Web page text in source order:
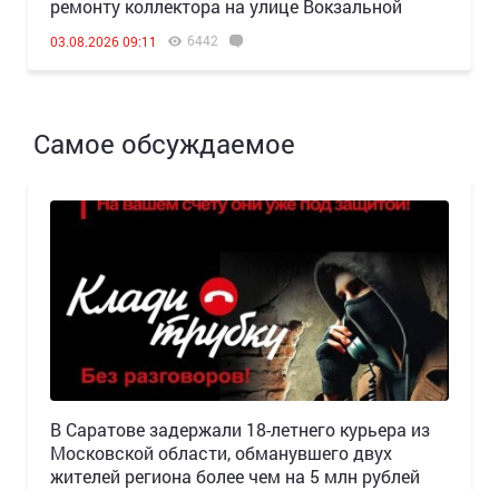
ремонту коллектора на улице Вокзальной
03.08.2026 09:11 6442
Самое обсуждаемое
В Саратове задержали 18-летнего курьера из
Московской области, обманувшего двух
жителей региона более чем на 5 млн рублей